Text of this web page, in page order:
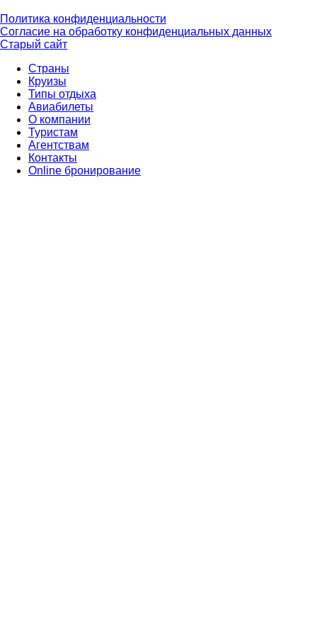
Политика конфиденциальности
Согласие на обработку конфиденциальных данных
Старый сайт
Страны
Круизы
Типы отдыха
Авиабилеты
О компании
Туристам
Агентствам
Контакты
Online бронирование